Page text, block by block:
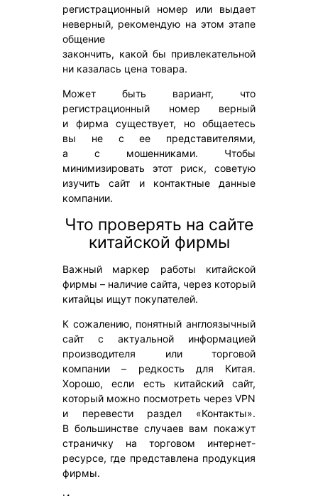
регистрационный номер или выдает
неверный, рекомендую на этом этапе
общение
закончить, какой бы привлекательной
ни казалась цена товара.
Может быть вариант, что
регистрационный номер верный
и фирма существует, но общаетесь
вы не с ее представителями,
а с мошенниками. Чтобы
минимизировать этот риск, советую
изучить сайт и контактные данные
компании.
Что проверять на сайте
китайской фирмы
Важный маркер работы китайской
фирмы – наличие сайта, через который
китайцы ищут покупателей.
К сожалению, понятный англоязычный
сайт с актуальной информацией
производителя или торговой
компании – редкость для Китая.
Хорошо, если есть китайский сайт,
который можно посмотреть через VPN
и перевести раздел «Контакты».
В большинстве случаев вам покажут
страничку на торговом интернет-
ресурсе, где представлена продукция
фирмы.